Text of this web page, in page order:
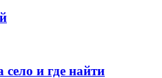
и где найти